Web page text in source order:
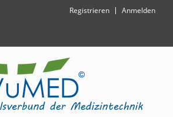
Registrieren Anmelden